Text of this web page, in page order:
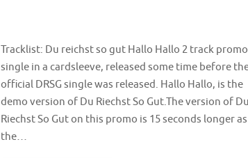
Tracklist: Du reichst so gut Hallo Hallo 2 track promo
single in a cardsleeve, released some time before
official DRSG single was released. Hallo Hallo, is the
demo version of Du Riechst So Gut.The version of
Riechst So Gut on this promo is 15 seconds longer as
the…